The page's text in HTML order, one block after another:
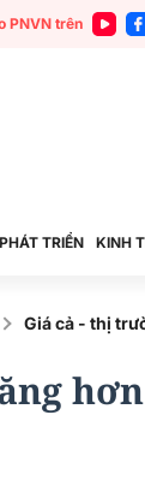
PNVN trên
TRIỂN KINH
Giá cả - thị